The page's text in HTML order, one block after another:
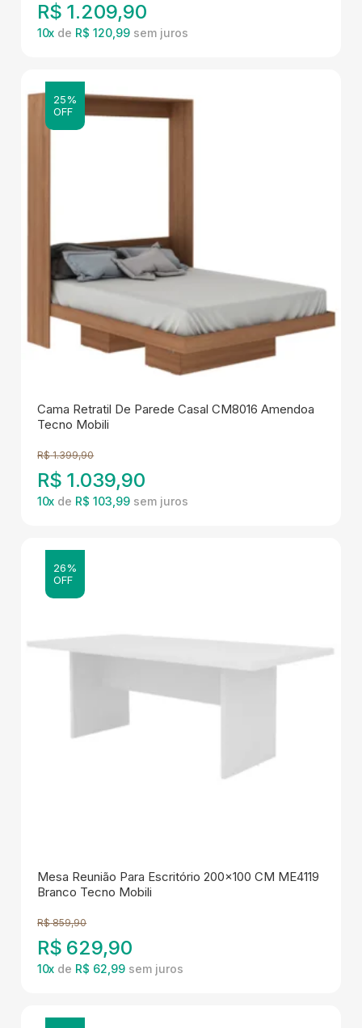
R$ 1.209,90
10x de R$ 120,99
25%
OFF
Cama Retratil De Parede Casal CM8016 Amendoa
Tecno Mobili
R$ 1.399,90
R$ 1.039,90
10x de R$ 103,99
26%
OFF
Mesa Reunião Para Escritório 200x100 CM ME4119
Branco Tecno Mobili
R$ 859,90
R$ 629,90
10x de R$ 62,99